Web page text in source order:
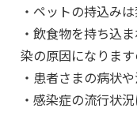
・ペットの持込み
・飲食物を持ち込
染の原因になります
・患者さまの病状
・感染症の流行状